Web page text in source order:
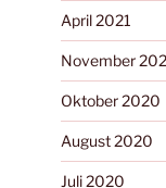
April 2021
November
Oktober 2020
August 2020
Juli 2020